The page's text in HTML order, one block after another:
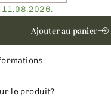
11.08.2026.
Ajouter au panier
le produit?